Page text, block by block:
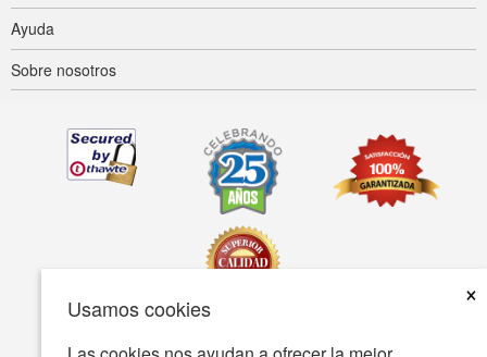
Usamos cookies
×
Ayuda
Sobre nosotros